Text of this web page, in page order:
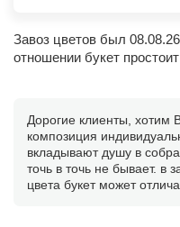
Завоз цветов был
отношении букет
Дорогие клиенты, хотим
композиция
вкладывают душу в
точь в точь не бывает. в
цвета букет может